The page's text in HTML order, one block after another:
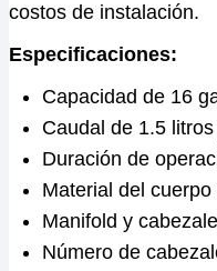
costos de instalación.
Especificaciones:
Capacidad de 16
Caudal de 1.5
Duración de
Material del
Manifold y
Número de